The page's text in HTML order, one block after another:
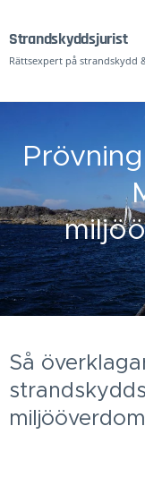
Strandskyddsjurist
Rättsexpert på strandskydd
Så